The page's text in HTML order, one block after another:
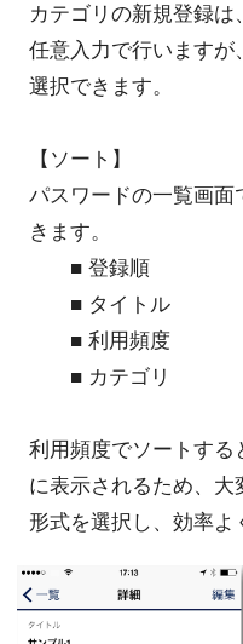
カテゴリの新規登録
任意入力で行いますが
選択できます。
【ソート】
パスワードの一覧画
きます。
■ 登録順
■ タイトル
■ 利用頻度
■ カテゴリ
利用頻度でソートする
に表示されるため、大
形式を選択し、効率よ